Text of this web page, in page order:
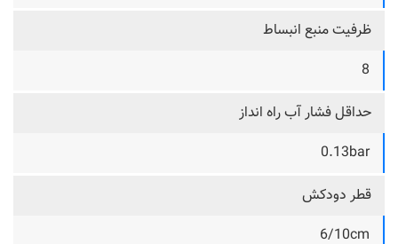
ظرفیت منبع انبساط
8
حداقل فشار آب راه انداز
0.13bar
قطر دودکش
6/10cm